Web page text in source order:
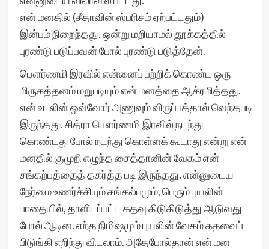
என் மனதில் (சீதாவின் ஸ்பரிசம் ஏற்பட்டதும்)
இன்பம் நிறைந்தது. ஒன்று மறியாமல் தூக்கத்தில்
புரண்டு படுப்பவன் போல் புரண்டு படுத்தேன்.
பௌர்ணமி இரவில் என்னைப் பற்றிக் கொண்ட ஒரு
மிருகத்தனம் மறுபடியும் என் மனத்தை ஆக்ரமித்தது.
என் உடலின் ஒவ்வோர் அணுவும் விருப்பத்தால் வெந்தபடி
இருந்தது. சித்ரா பௌர்ணமி இரவில் நடந்து
கொண்டது போல் நடந்து கொள்ளக் கூடாது என்று என்
மனதில் குமுறி எழுந்த சைத்தானின் வேகம் என்
சங்கற்பத்தைத் தகர்த்த படி இருந்தது. என்னுடைய
நேர்மை உணர்ச்சியும் சங்கல்பமும், பெரும் புயலின்
பாதையில், தாளிடப்பட்ட கதவு கிடுகிடுத்து ஆடுவது
போல் ஆடின. எந்த நிமிஷமும் புயலின் வேகம் கதவைப்
பிடுங்கி எறிந்து விடலாம். அதேபோல்தான் என் மன